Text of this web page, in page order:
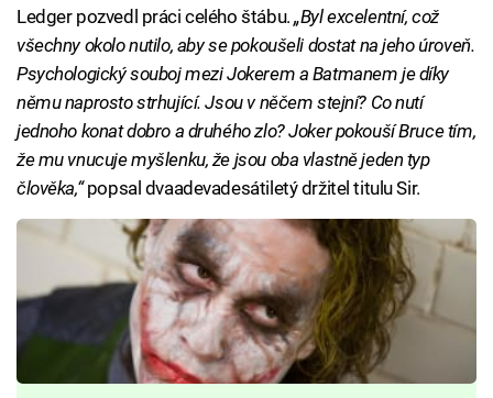
Ledger pozvedl práci celého štábu.„Byl excelentní, což
všechny okolo nutilo, aby se pokoušeli dostat na jeho úroveň.
Psychologický souboj mezi Jokerem a Batmanem je díky
němu naprosto strhující. Jsou v něčem stejní? Co nutí
jednoho konat dobro a druhého zlo? Joker pokouší Bruce tím,
že mu vnucuje myšlenku, že jsou oba vlastně jeden typ
člověka,“popsal dvaadevadesátiletý držitel titulu Sir.